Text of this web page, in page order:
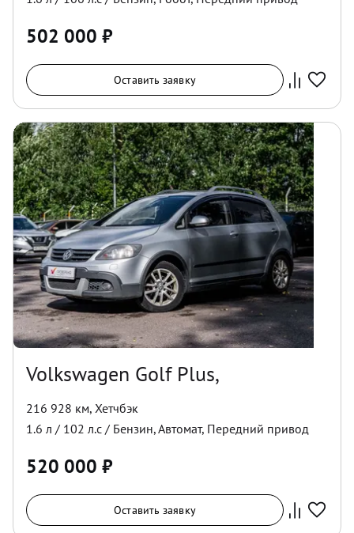
502 000 ₽
Оставить заявку
Volkswagen Golf Plus,
216 928 км, Хетчбэк
1.6 л / 102 л.с / Бензин,Автомат, Передний привод
520 000 ₽
Оставить заявку